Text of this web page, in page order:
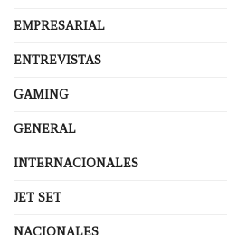
EMPRESARIAL
ENTREVISTAS
GAMING
GENERAL
INTERNACIONALES
JET SET
NACIONALES